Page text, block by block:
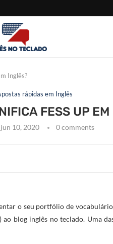
Inglês?
rápidas em Inglês
FESS UP
jun 10, 2020 0 comments
o seu portfólio de
blog inglês no teclado. Uma